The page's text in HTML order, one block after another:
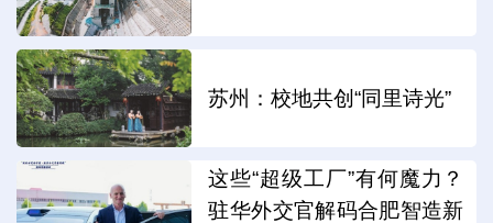
苏州：校地共创“同里诗光”
这些“超级工厂”有何魔力？
驻华外交官解码合肥智造新